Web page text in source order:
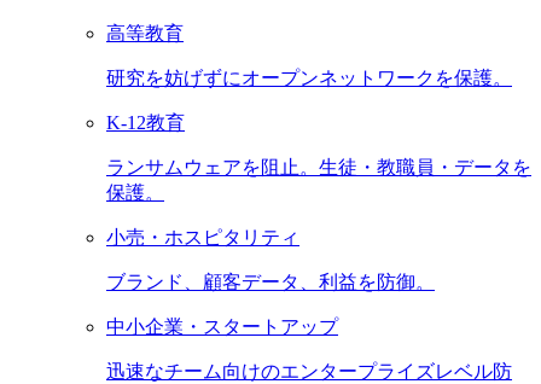
高等教育
研究を妨げずにオープンネットワークを保護。
K-12教育
ランサムウェアを阻止。生徒・教職員・データを
保護。
小売・ホスピタリティ
ブランド、顧客データ、利益を防御。
中小企業・スタートアップ
迅速なチーム向けのエンタープライズレベル防